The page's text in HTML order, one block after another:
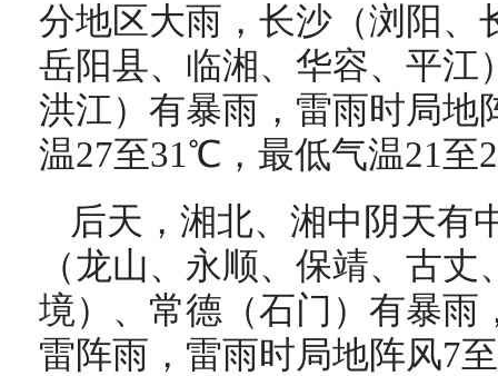
分地区大雨，长沙（浏阳、
岳阳县、临湘、华容、平江
洪江）有暴雨，雷雨时局地
温27至31℃，最低气温21至
后天，湘北、湘中阴天有
（龙山、永顺、保靖、古
境）、常德（石门）有暴雨
雷阵雨，雷雨时局地阵风7